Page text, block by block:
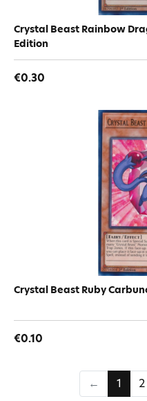
Crystal Beast Rainbow
Edition
€0.30
Crystal Beast Ruby
€0.10
← 1 2